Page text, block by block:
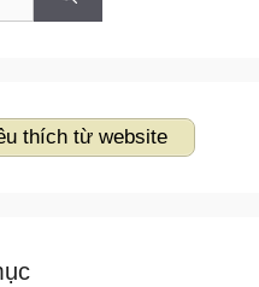
thích từ website